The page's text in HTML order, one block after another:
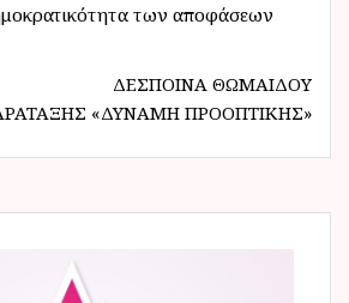
των αποφάσεων
ΔΕΣΠΟΙΝΑ ΘΩΜΑΙΔΟΥ
«ΔΥΝΑΜΗ ΠΡΟΟΠΤΙΚΗΣ»